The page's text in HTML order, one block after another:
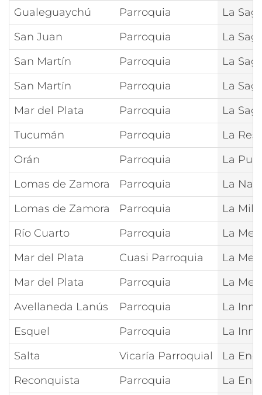
Gualeguaychú
Parroquia
La
San Juan
Parroquia
La
San Martín
Parroquia
La
San Martín
Parroquia
La
Mar del Plata
Parroquia
La
Tucumán
Parroquia
La
Orán
Parroquia
La
Lomas de Zamora
Parroquia
La
Lomas de Zamora
Parroquia
La
Río Cuarto
Parroquia
La
Mar del Plata
Cuasi Parroquia
La
Mar del Plata
Parroquia
La
Avellaneda Lanús
Parroquia
La
Esquel
Parroquia
La
Salta
Vicaría Parroquial
La
Reconquista
Parroquia La